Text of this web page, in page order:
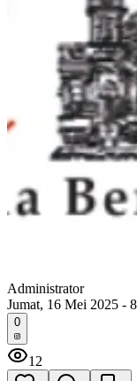
Administrator
Jumat, 16 Mei 2025 -
0
12